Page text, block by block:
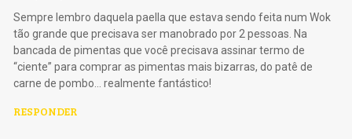
Sempre lembro daquela paella que estava sendo feita num Wok
tão grande que precisava ser manobrado por 2 pessoas. Na
bancada de pimentas que você precisava assinar termo de
“ciente” para comprar as pimentas mais bizarras, do patê de
carne de pombo… realmente fantástico!
RESPONDER